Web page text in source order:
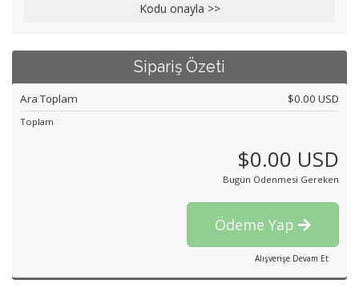
Kodu onayla >>
Sipariş Özeti
Ara Toplam $0.00 USD
Toplam
$0.00 USD
Bugün Ödenmesi Gereken
Ödeme Yap
Alışverişe Devam Et